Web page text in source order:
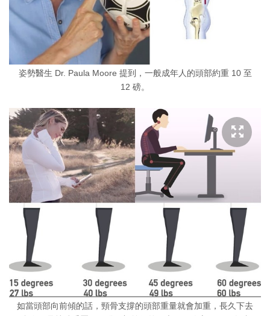
姿勢醫生 Dr. Paula Moore 提到，一般成年人的頭部約重 10 至
12 磅。
如當頭部向前傾的話，頸骨支撐的頭部重量就會加重，長久下去